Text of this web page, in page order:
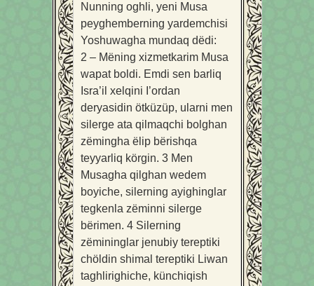
Nunning oghli, yeni Musa
peyghemberning yardemchisi
Yoshuwagha mundaq dëdi:
2 – Mëning xizmetkarim Musa
wapat boldi. Emdi sen barliq
Isra’il xelqini I’ordan
deryasidin ötküzüp, ularni men
silerge ata qilmaqchi bolghan
zëmingha ëlip bërishqa
teyyarliq körgin. 3 Men
Musagha qilghan wedem
boyiche, silerning ayighinglar
tegkenla zëminni silerge
bërimen. 4 Silerning
zëmininglar jenubiy tereptiki
chöldin shimal tereptiki Liwan
taghlirighiche, künchiqish